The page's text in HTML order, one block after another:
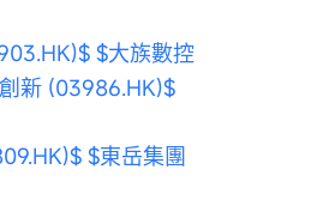
$大族數控
新 (03986.HK)$
$東岳集團